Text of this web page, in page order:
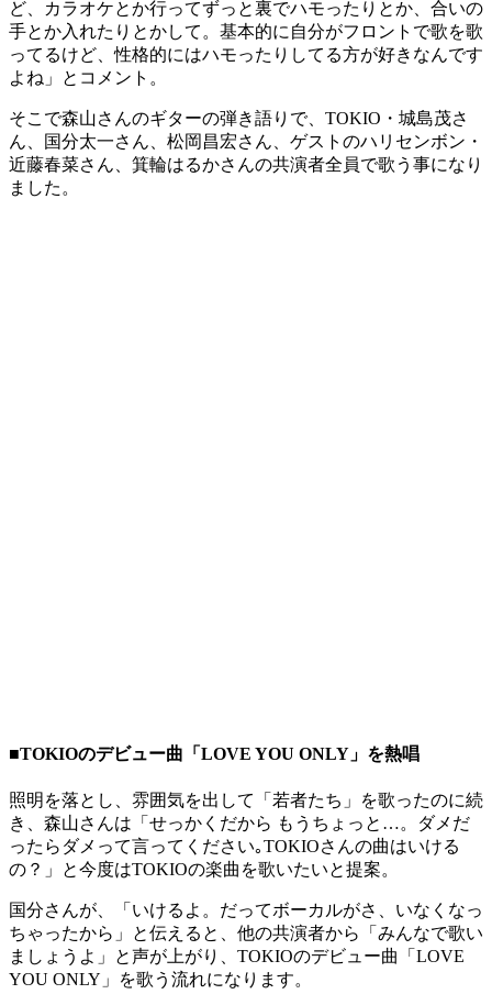
ど、カラオケとか行ってずっと裏でハモったりとか、合いの
手とか入れたりとかして。基本的に自分がフロントで歌を歌
ってるけど、性格的にはハモったりしてる方が好きなんです
よね」とコメント。
そこで森山さんのギターの弾き語りで、TOKIO・城島茂さ
ん、国分太一さん、松岡昌宏さん、ゲストのハリセンボン・
近藤春菜さん、箕輪はるかさんの共演者全員で歌う事になり
ました。
■TOKIOのデビュー曲「LOVE YOU ONLY」を熱唱
照明を落とし、雰囲気を出して「若者たち」を歌ったのに続
き、森山さんは「せっかくだから もうちょっと…。ダメだ
ったらダメって言ってください｡TOKIOさんの曲はいける
の？」と今度はTOKIOの楽曲を歌いたいと提案。
国分さんが、「いけるよ。だってボーカルがさ、いなくなっ
ちゃったから」と伝えると、他の共演者から「みんなで歌い
ましょうよ」と声が上がり、TOKIOのデビュー曲「LOVE
YOU ONLY」を歌う流れになります。